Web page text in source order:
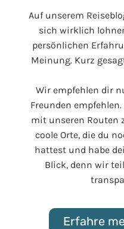
Auf unserem
sich wirklich
persönlichen
Meinung. Kurz
Wir empfehlen dir
Freunden
mit unseren Routen
coole Orte, die du
hattest und habe
Blick, denn wir
Erfahre